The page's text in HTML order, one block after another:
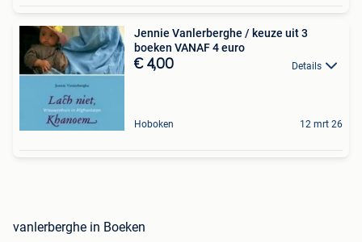
Jennie Vanlerberghe / keuze uit 3
boeken VANAF 4 euro
€ 4,00 Details
Hoboken 12 mrt 26
vanlerberghe in Boeken